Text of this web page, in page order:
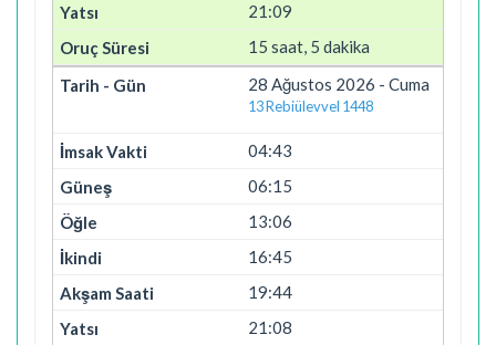
21:09
15 saat, 5 dakika
28 Ağustos 2026 - Cuma
13 Rebiülevvel 1448
04:43
06:15
13:06
16:45
19:44
21:08